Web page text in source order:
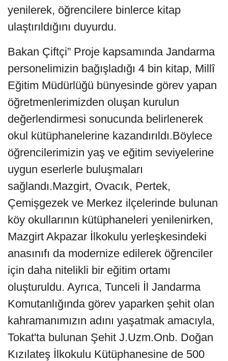
yenilerek, öğrencilere binlerce kitap
ulaştırıldığını duyurdu.
Bakan Çiftçi” Proje kapsamında Jandarma
personelimizin bağışladığı 4 bin kitap, Millî
Eğitim Müdürlüğü bünyesinde görev yapan
öğretmenlerimizden oluşan kurulun
değerlendirmesi sonucunda belirlenerek
okul kütüphanelerine kazandırıldı.Böylece
öğrencilerimizin yaş ve eğitim seviyelerine
uygun eserlerle buluşmaları
sağlandı.Mazgirt, Ovacık, Pertek,
Çemişgezek ve Merkez ilçelerinde bulunan
köy okullarının kütüphaneleri yenilenirken,
Mazgirt Akpazar İlkokulu yerleşkesindeki
anasınıfı da modernize edilerek öğrenciler
için daha nitelikli bir eğitim ortamı
oluşturuldu. Ayrıca, Tunceli İl Jandarma
Komutanlığında görev yaparken şehit olan
kahramanımızın adını yaşatmak amacıyla,
Tokat'ta bulunan Şehit J.Uzm.Onb. Doğan
Kızılateş İlkokulu Kütüphanesine de 500